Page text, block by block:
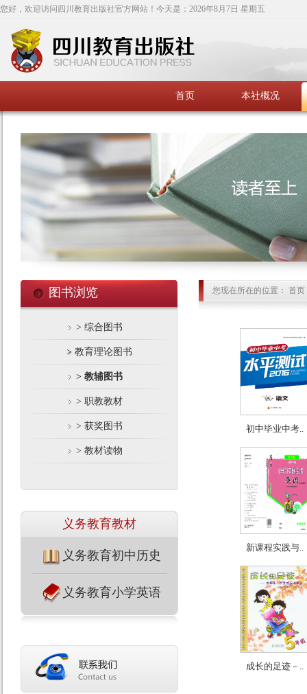
您好，欢迎访问四川教育出版社官方网站！今天是： 2026年8月7日 星期五
首页 本社概况
图书浏览
> 综合图书
> 教育理论图书
> 教辅图书
> 职教教材
> 获奖图书
> 教材读物
义务教育教材
义务教育初中历史
义务教育小学英语
您现在所在的位置： 首
初中毕业中考..
新课程实践与..
成长的足迹－..